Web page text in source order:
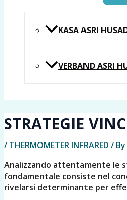
KASA ASRI
VERBAND ASRI
STRATEGIE
/ THERMOMETER INFRARED / By
Analizzando attentamente le
fondamentale consiste nel
rivelarsi determinante per